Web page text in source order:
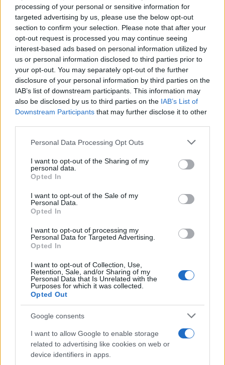
processing of your personal or sensitive information for
targeted advertising by us, please use the below opt-out
section to confirm your selection. Please note that after your
opt-out request is processed you may continue seeing
interest-based ads based on personal information utilized by
us or personal information disclosed to third parties prior to
your opt-out. You may separately opt-out of the further
disclosure of your personal information by third parties on the
IAB’s list of downstream participants. This information may
also be disclosed by us to third parties on the IAB’s List of
Downstream Participants that may further disclose it to other
Please note that this website/app uses one or more Google
not limited to your visit or usage behaviour. You may click to
grant or deny consent to Google and its third-party tags to
use your data for below specified purposes in below Google
consent section.
Personal Data Processing Opt Outs
I want to opt-out of the Sharing of my
personal data.
Opted In
I want to opt-out of the Sale of my
Personal Data.
Opted In
I want to opt-out of processing my
Personal Data for Targeted Advertising.
Opted In
I want to opt-out of Collection, Use,
Retention, Sale, and/or Sharing of my
Personal Data that Is Unrelated with the
Purposes for which it was collected.
Opted Out
Google consents
I want to allow Google to enable storage
related to advertising like cookies on web or
device identifiers in apps.
News
ένα από τα δύο θα ήθελα – Μάλλον δε θα
παντρευτώ, οπότε…»
09.07.2026
Celebrities
γαλλικό στιλ κυριάρχησε στο front row
08.07.2026
Beauty,Μακιγιαζ
H Sarah Pidgeon στο show του οίκου
Chanel έχει υιοθετήσει το πιο κομψό
καλοκαιρινό beauty look
08.07.2026byΔημητρα Γκασιαμη
Fashion
Chanel Couture FW26: Ο Matthieu Blazy
δεν μας εντυπωσίασε μόνο με την